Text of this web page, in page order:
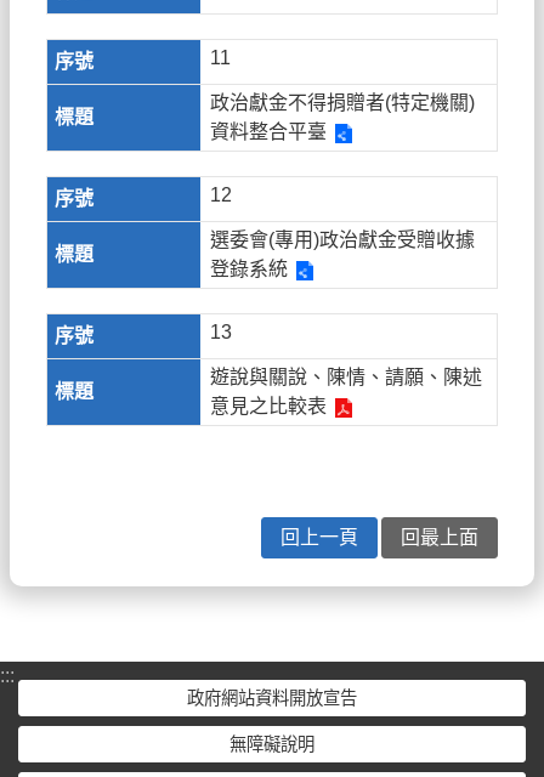
11
政治獻金不得捐贈者(特定機關)
資料整合平臺
12
選委會(專用)政治獻金受贈收據
登錄系統
13
遊說與關說、陳情、請願、陳述
意見之比較表
回上一頁 回最上面
:::
政府網站資料開放宣告
無障礙說明